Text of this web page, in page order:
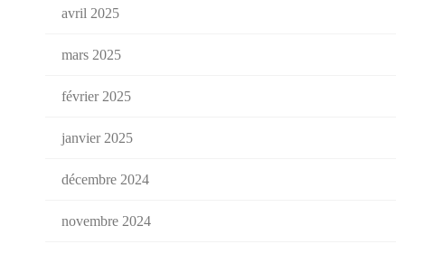
avril 2025
mars 2025
février 2025
janvier 2025
décembre 2024
novembre 2024